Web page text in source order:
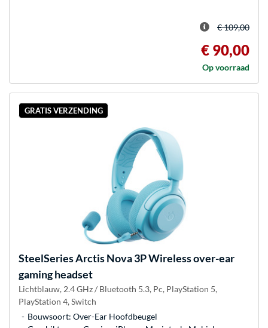
€ 109,00
€ 90,00
Op voorraad
GRATIS VERZENDING
SteelSeriesArctis Nova 3P Wireless over-ear
gaming headset
Lichtblauw, 2.4 GHz / Bluetooth 5.3, Pc, PlayStation 5,
PlayStation 4, Switch
Bouwsoort: Over-Ear Hoofdbeugel